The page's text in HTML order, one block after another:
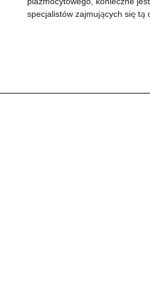
specjalistów zajmujących się tą